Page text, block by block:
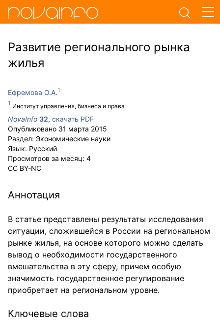
Развитие регионального рынка
жилья
Ефремова О.А.
Институт управления, бизнеса и права
NovaInfo 32, скачать PDF
Опубликовано 31 марта 2015
Раздел: Экономические науки
Язык: Русский
Просмотров за месяц: 4
CC BY-NC
Аннотация
В статье представлены результаты исследования
ситуации, сложившейся в России на региональном
рынке жилья, на основе которого можно сделать
вывод о необходимости государственного
вмешательства в эту сферу, причем особую
значимость государственное регулирование
приобретает на региональном уровне.
Ключевые слова